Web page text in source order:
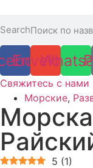
содержимому
Search
Envelope
Свяжитесь с нами
Морские,
5 (1)